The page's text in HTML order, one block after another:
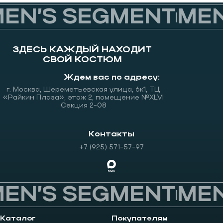
SEGMENT
ЗДЕСЬ КАЖДЫЙ НАХОДИТ
СВОЙ КОСТЮМ
Ждем вас по адресу:
г. Москва, Шереметьевская улица, 6к1, ТЦ
«Райкин Плаза», этаж 2, помещение №XLVI
Секция 2-08
Контакты
+7 (925) 571-57-97
SEGMENT
Каталог Покупателям